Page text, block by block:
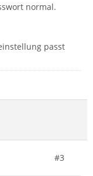
normal.
passt
#3